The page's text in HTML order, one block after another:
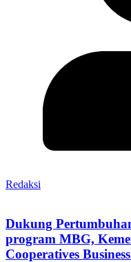
Redaksi
Dukung
program MBG,
Cooperatives